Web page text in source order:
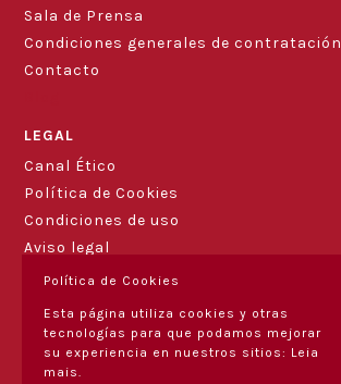
Sala de Prensa
Condiciones generales de contratación
Contacto
LEGAL
Canal Ético
Política de Cookies
Condiciones de uso
Aviso legal
Política de Cookies
Esta página utiliza cookies y otras
tecnologías para que podamos mejorar
su experiencia en nuestros sitios: Leia
mais.